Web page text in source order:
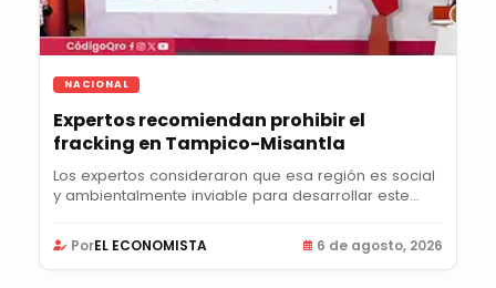
NACIONAL
Expertos recomiendan prohibir el
fracking en Tampico-Misantla
Los expertos consideraron que esa región es social
y ambientalmente inviable para desarrollar este...
PorEL ECONOMISTA 6 de agosto, 2026